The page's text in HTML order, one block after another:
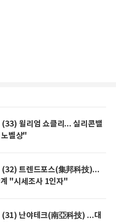
(33) 윌리엄 쇼클리... 실리콘밸
벨상"
(32) 트렌드포스(集邦科技)...
"시세조사 1인자"
(31) 난야테크(南亞科技) ...대